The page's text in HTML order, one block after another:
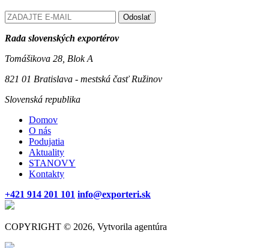
Odoslať
Rada slovenských exportérov
Tomášikova 28, Blok A
821 01 Bratislava - mestská časť Ružinov
Slovenská republika
Domov
O nás
Podujatia
Aktuality
STANOVY
Kontakty
+421 914 201 101 info@exporteri.sk
COPYRIGHT © 2026, Vytvorila agentúra